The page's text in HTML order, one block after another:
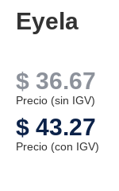
Eyela
$ 36.67
Precio (sin IGV)
$ 43.27
Precio (con IGV)